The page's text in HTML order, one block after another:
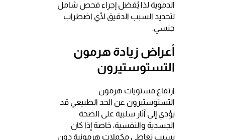
الدموية لذا يُفضل إجراء فحص شامل
لتحديد السبب الدقيق لأي اضطراب
جنسي.
أعراض زيادة هرمون
التستوستيرون
ارتفاع مستويات هرمون
التستوستيرون عن الحد الطبيعي قد
يؤدي إلى آثار سلبية على الصحة
الجسدية والنفسية، خاصة إذا كان
بسبب تعاطي مكملات هرمونية دون